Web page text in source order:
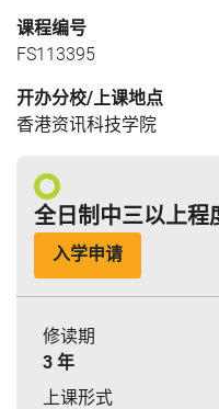
课程编号
FS113395
开办分校/上课地点
香港资讯科技学院
全日制中三以上程
入学申请
修读期
3 年
上课形式